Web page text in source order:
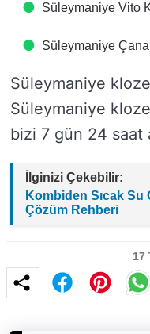
Süleymaniye Vito
Süleymaniye
Süleymaniye
Süleymaniye
bizi 7 gün 24 saat
İlginizi Çekebilir:
Kombiden Sıcak Su
Çözüm Rehberi
17